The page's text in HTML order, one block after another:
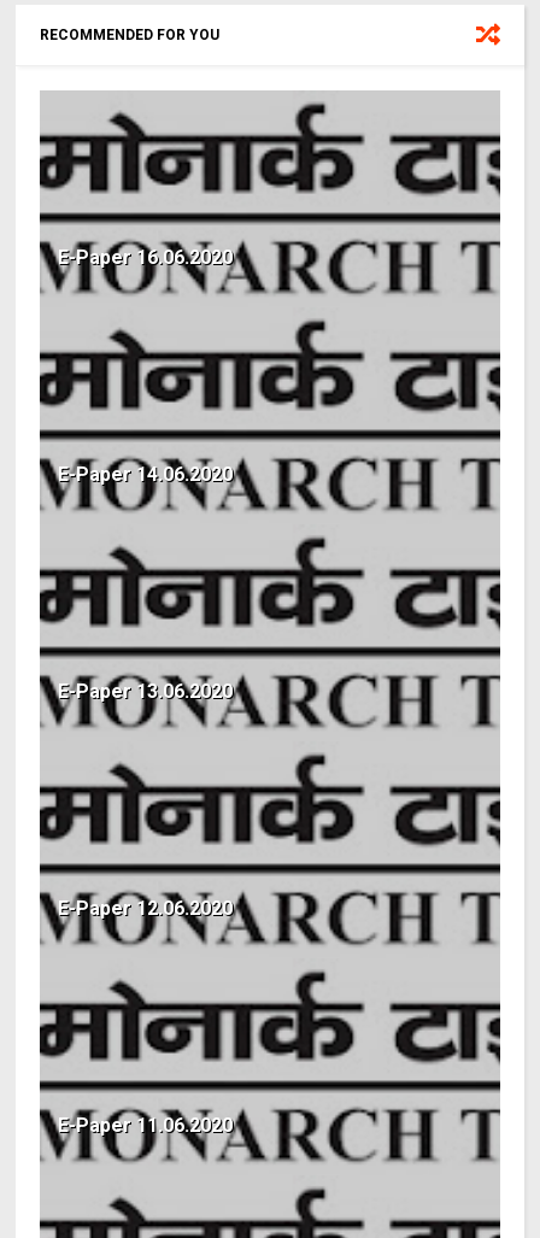
RECOMMENDED FOR YOU
E-Paper 16.06.2020
E-Paper 14.06.2020
E-Paper 13.06.2020
E-Paper 12.06.2020
E-Paper 11.06.2020